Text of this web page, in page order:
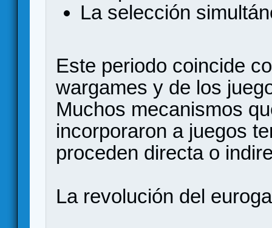
La selección
Este periodo coincide
wargames y de los
Muchos mecanismos
incorporaron a juegos
proceden directa o
La revolución del